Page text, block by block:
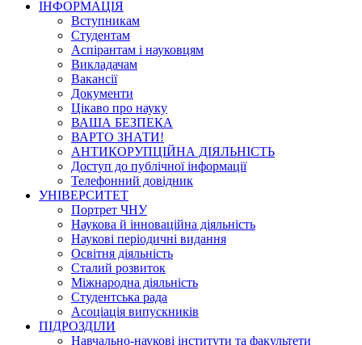
ІНФОРМАЦІЯ
Вступникам
Студентам
Аспірантам і науковцям
Викладачам
Вакансії
Документи
Цікаво про науку
ВАША БЕЗПЕКА
ВАРТО ЗНАТИ!
АНТИКОРУПЦІЙНА ДІЯЛЬНІСТЬ
Доступ до публічної інформації
Телефонний довідник
УНІВЕРСИТЕТ
Портрет ЧНУ
Наукова й інноваційна діяльність
Наукові періодичні видання
Освітня діяльність
Сталий розвиток
Міжнародна діяльність
Студентська рада
Асоціація випускників
ПІДРОЗДІЛИ
Навчально-наукові інститути та факультети